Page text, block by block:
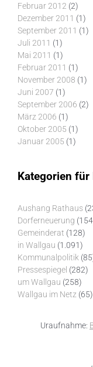
Februar 2012 (2)
Dezember 2011 (1)
September 2011 (1)
Juli 2011 (1)
Mai 2011 (1)
Februar 2011 (1)
November 2008 (1)
Juni 2007 (1)
September 2006 (2)
März 2006 (1)
Oktober 2005 (1)
Januar 2005 (1)
Kategorien für
Aushang Rathaus
Dorferneuerung
Gemeinderat (128)
in Wallgau (1.091)
Kommunalpolitik
Pressespiegel (282)
um Wallgau (258)
Wallgau im Netz (65)
Uraufnahme: